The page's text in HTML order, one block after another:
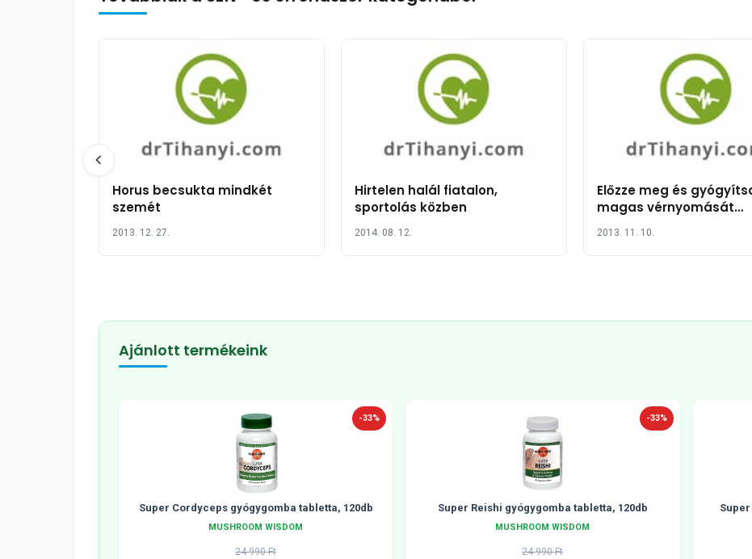
Horus becsukta mindkét
szemét
2013. 12. 27.
Hirtelen halál fiatalon,
sportolás közben
2014. 08. 12.
Előzze meg és
magas vérnyomását
2013. 11. 10.
Ajánlott termékeink
-33%
Super Cordyceps gyógygomba tabletta, 120db
MUSHROOM WISDOM
24 990 Ft
-33%
Super Reishi gyógygomba tabletta, 120db
MUSHROOM WISDOM
24 990 Ft